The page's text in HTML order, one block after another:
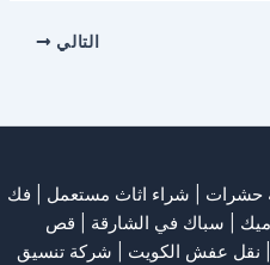
التالي
حشرات شراء اثاث مستعمل
فك
| سباك في الشارقة
قص
نقل عفش الكويت
شركة تنسيق